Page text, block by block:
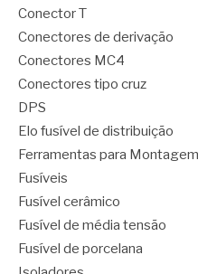
Conector T
Conectores de derivação
Conectores MC4
Conectores tipo cruz
DPS
Elo fusível de distribuição
Ferramentas para Montagem
Fusíveis
Fusível cerâmico
Fusível de média tensão
Fusível de porcelana